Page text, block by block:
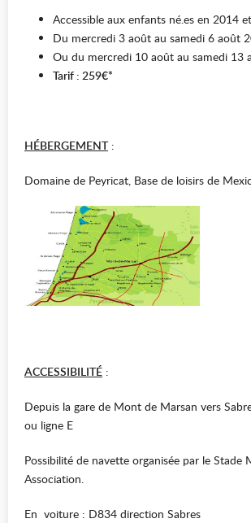
Accessible aux enfants né.es en 2014
Du mercredi 3 août au samedi 6 août
Ou du mercredi 10 août au samedi 13
Tarif : 259€*
HÉBERGEMENT:
Domaine de Peyricat, Base de loisirs de
ACCESSIBILITÉ :
Depuis la gare de Mont de Marsan vers
ou ligne E
Possibilité de navette organisée par le Stade
Association.
En voiture : D834 direction Sabres